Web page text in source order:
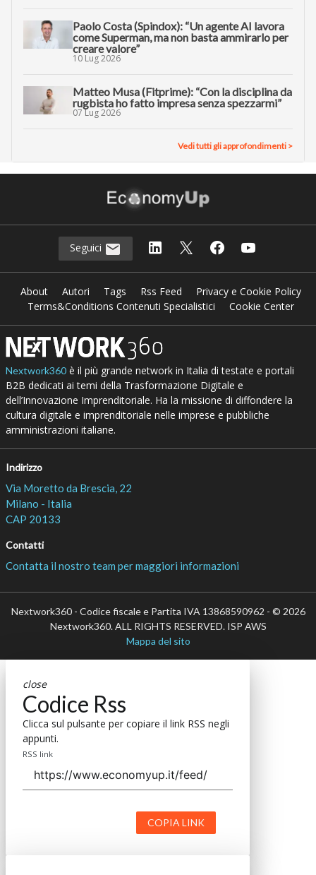
Paolo Costa (Spindox): “Un agente AI lavora
come Superman, ma non basta ammirarlo per
creare valore”
10 Lug 2026
Matteo Musa (Fitprime): “Con la disciplina da
rugbista ho fatto impresa senza spezzarmi”
07 Lug 2026
Vedi tutti gli approfondimenti >
Seguici
About Autori Tags Rss Feed
Privacy e Cookie Policy
Terms&Conditions Contenuti Specialistici
Cookie Center
Nextwork360è il più grande network in Italia di testate e portali
B2B dedicati ai temi della Trasformazione Digitale e
dell’Innovazione Imprenditoriale. Ha la missione di diffondere la
cultura digitale e imprenditoriale nelle imprese e pubbliche
amministrazioni italiane.
Indirizzo
Via Moretto da Brescia, 22
Milano - Italia
CAP 20133
Contatti
Contatta il nostro team per maggiori informazioni
Nextwork360 - Codice fiscale e Partita IVA 13868590962 - © 2026
Nextwork360. ALL RIGHTS RESERVED. ISP AWS
Mappa del sito
close
Codice Rss
Clicca sul pulsante per copiare il link RSS negli
appunti.
RSS link
COPIA LINK